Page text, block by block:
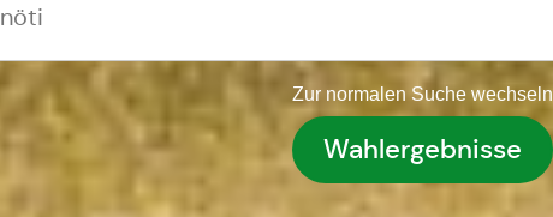
Zur normalen Suche wechseln
Wahlergebnisse